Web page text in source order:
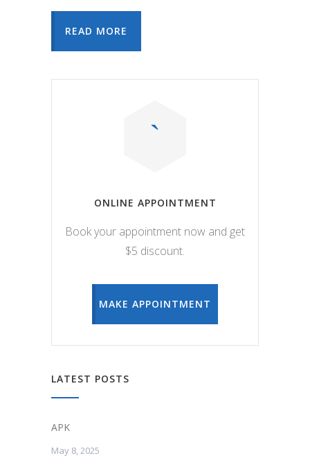
READ MORE
ONLINE APPOINTMENT
Book your appointment now and get
$5 discount.
MAKE APPOINTMENT
LATEST POSTS
APK
May 8, 2025